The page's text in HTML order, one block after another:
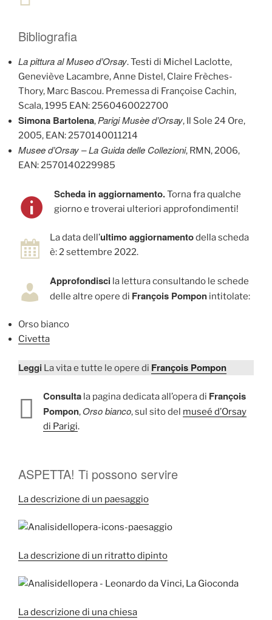
Bibliografia
La pittura al Museo d’Orsay. Testi di Michel Laclotte,
Geneviève Lacambre, Anne Distel, Claire Frèches-
Thory, Marc Bascou. Premessa di Françoise Cachin,
Scala, 1995 EAN: 2560460022700
Simona Bartolena, Parigi Musèe d’Orsay, Il Sole 24 Ore,
2005, EAN: 2570140011214
Musee d’Orsay – La Guida delle Collezioni, RMN, 2006,
EAN: 2570140229985
Scheda in aggiornamento.Torna fra qualche
giorno e troverai ulteriori approfondimenti!
La data dell’ultimo aggiornamentodella scheda
è: 2 settembre 2022.
Approfondisci la lettura consultando le schede
delle altre opere di François Pompon intitolate:
Orso bianco
Civetta
Leggi La vita e tutte le opere di François Pompon
Consulta la pagina dedicata all’opera di François
Pompon, Orso bianco, sul sito del museé d’Orsay
di Parigi.
ASPETTA! Ti possono servire
La descrizione di un paesaggio
La descrizione di un ritratto dipinto
La descrizione di una chiesa